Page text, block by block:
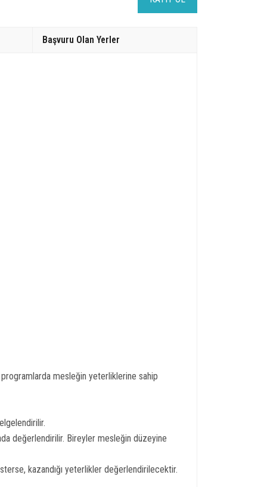
Başvuru Olan Yerler
mesleğin yeterliklerine sahip
değerlendirilir. Bireyler mesleğin düzeyine
kazandığı yeterlikler değerlendirilecektir.